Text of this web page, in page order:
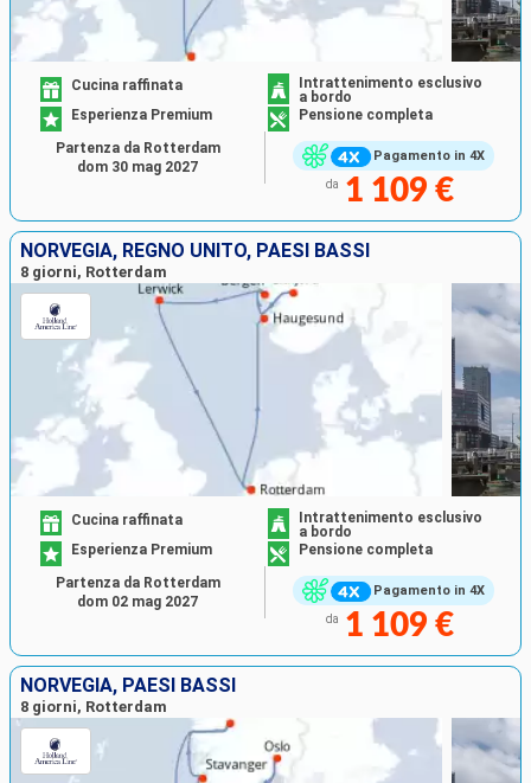
Pagamento in 4X
Cucina raffinata
Intrattenimento esclusivo
a bordo
Esperienza Premium
Pensione completa
da 1 109 €
Partenza da Rotterdam
dom 30 mag 2027
NORVEGIA, REGNO UNITO, PAESI BASSI
8 giorni, Rotterdam
Pagamento in 4X
Cucina raffinata
Intrattenimento esclusivo
a bordo
Esperienza Premium
Pensione completa
da 1 109 €
Partenza da Rotterdam
dom 02 mag 2027
NORVEGIA, PAESI BASSI
8 giorni, Rotterdam